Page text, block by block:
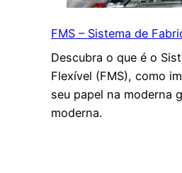
FMS – Sistema de
Descubra o que é o
Flexível (FMS), como
seu papel na moderna
moderna.